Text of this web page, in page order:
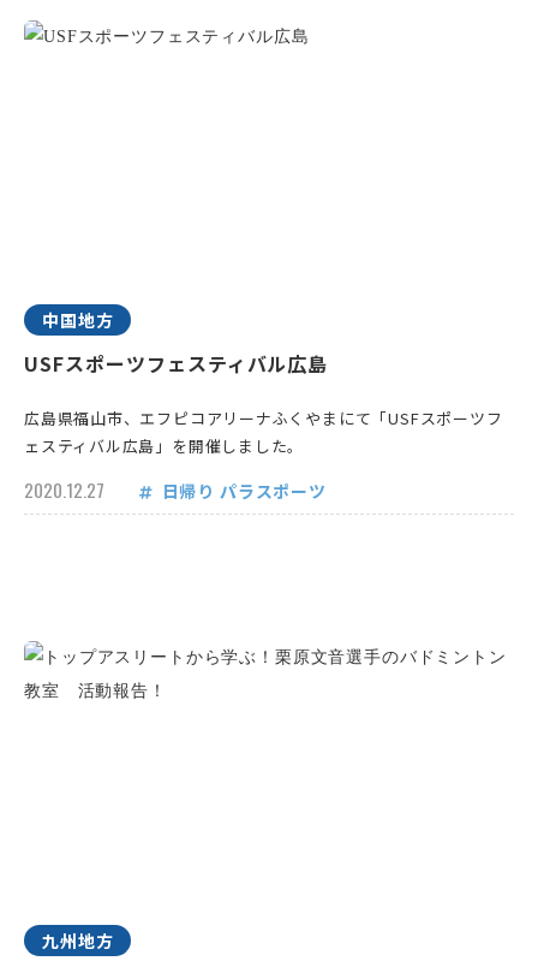
中国地方
USFスポーツフェスティバル広島
広島県福山市、エフピコアリーナふくやまにて「USFスポーツフ
ェスティバル広島」を開催しました。
2020.12.27 日帰り パラスポーツ
九州地方